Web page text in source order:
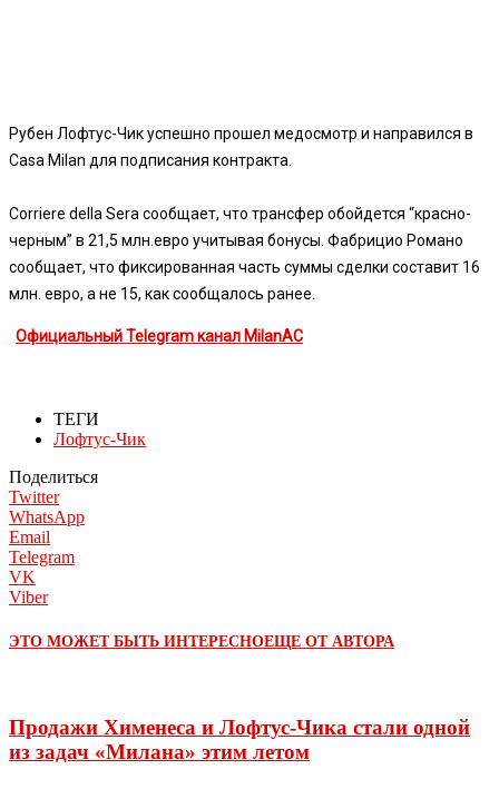
Рубен Лофтус-Чик успешно прошел медосмотр и направился в
Casa Milan для подписания контракта.
Corriere della Sera сообщает, что трансфер обойдется “красно-
черным” в 21,5 млн.евро учитывая бонусы. Фабрицио Романо
сообщает, что фиксированная часть суммы сделки составит 16
млн. евро, а не 15, как сообщалось ранее.
Официальный Telegram канал MilanAC
ТЕГИ
Лофтус-Чик
Поделиться
Twitter
WhatsApp
Email
Telegram
VK
Viber
ЭТО МОЖЕТ БЫТЬ ИНТЕРЕСНОЕЩЕ ОТ АВТОРА
Продажи Хименеса и Лофтус-Чика стали одной
из задач «Милана» этим летом